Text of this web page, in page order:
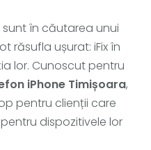
în căutarea unui
răsufla ușurat: iFix în
lor. Cunoscut pentru
iPhone Timișoara,
pentru clienții care
dispozitivele lor